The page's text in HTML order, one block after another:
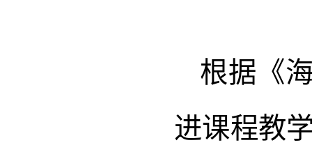
根据《
进课程教